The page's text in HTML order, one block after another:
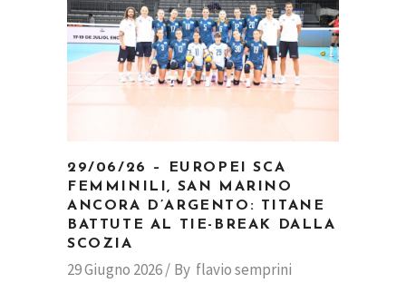
29/06/26 – EUROPEI SCA
FEMMINILI, SAN MARINO
ANCORA D’ARGENTO: TITANE
BATTUTE AL TIE-BREAK DALLA
SCOZIA
29 Giugno 2026 By flavio semprini